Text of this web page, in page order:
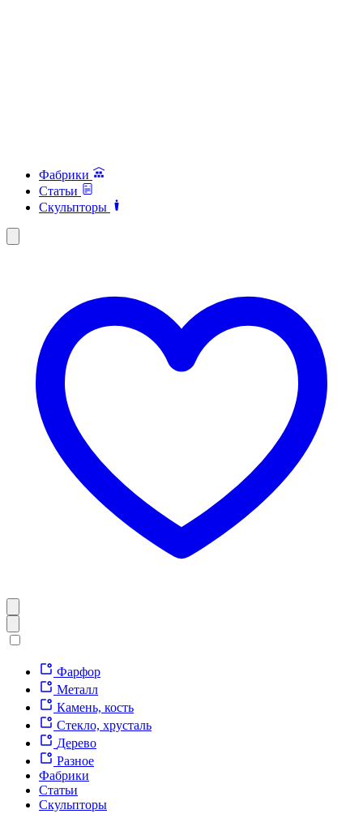
Фабрики
Статьи
Скульпторы
Фарфор
Металл
Камень, кость
Стекло, хрусталь
Дерево
Разное
Фабрики
Статьи
Скульпторы